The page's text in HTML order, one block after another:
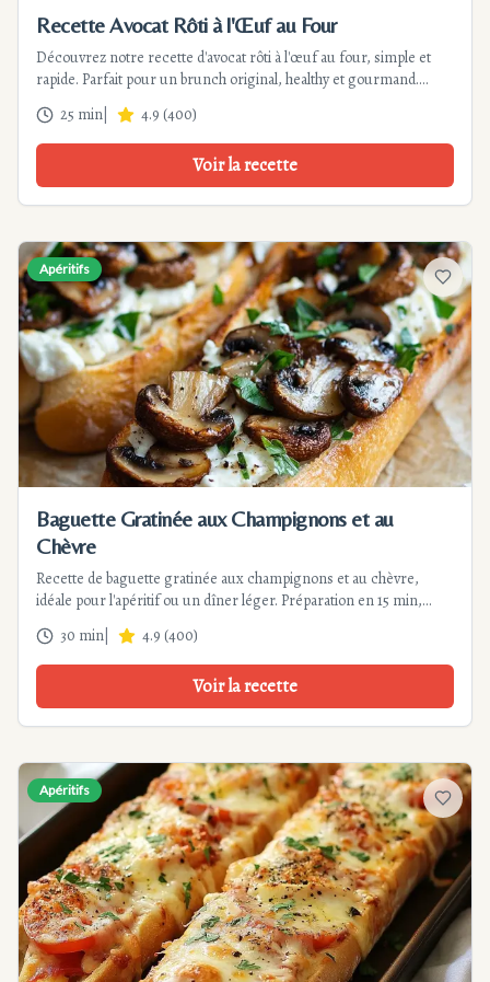
Recette Avocat Rôti à l'Œuf au Four
Découvrez notre recette d'avocat rôti à l'œuf au four, simple et
rapide. Parfait pour un brunch original, healthy et gourmand.
Suivez nos astuces pour un résultat parfait !
25 min 4.9 (400)
Voir la recette
Apéritifs
Baguette Gratinée aux Champignons et au
Chèvre
Recette de baguette gratinée aux champignons et au chèvre,
idéale pour l'apéritif ou un dîner léger. Préparation en 15 min,
cuisson 15 min. Une recette très facile, gourmande et élégante.
30 min 4.9 (400)
Voir la recette
Apéritifs